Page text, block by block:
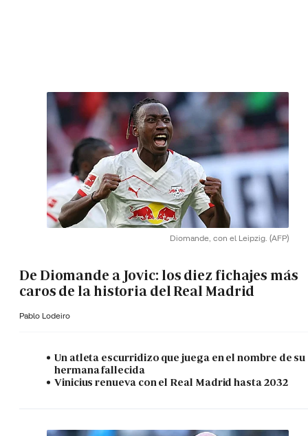
Diomande, con el Leipzig. (AFP)
De Diomande a Jovic: los diez fichajes más
caros de la historia del Real Madrid
Pablo Lodeiro
Un atleta escurridizo que juega en el nombre de su
hermana fallecida
Vinicius renueva con el Real Madrid hasta 2032